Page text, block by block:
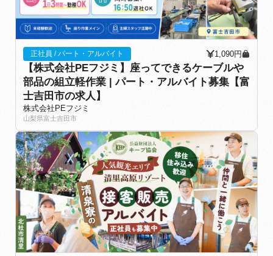
正社員 / パート・アルバイト 1,090円
【株式会社PEフジミ】座ってできるケーブルや
部品の組立軽作業 | パート・アルバイト募集【富
士吉田市の求人】
株式会社PEフジミ
山梨県富士吉田市